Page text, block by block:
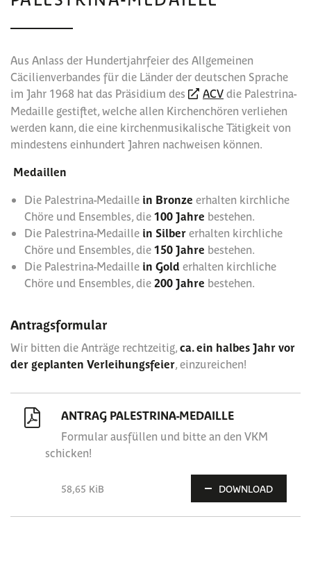
Aus Anlass der Hundertjahrfeier des Allgemeinen
Cäcilienverbandes für die Länder der deutschen Sprache
im Jahr 1968 hat das Präsidium des
ACV die Palestrina-
Medaille gestiftet, welche allen Kirchenchören verliehen
werden kann, die eine kirchenmusikalische Tätigkeit von
mindestens einhundert Jahren nachweisen können.
Medaillen
Die Palestrina-Medaille in Bronze erhalten kirchliche
Chöre und Ensembles, die 100 Jahre bestehen.
Die Palestrina-Medaille in Silber erhalten kirchliche
Chöre und Ensembles, die 150 Jahre bestehen.
Die Palestrina-Medaille in Gold erhalten kirchliche
Chöre und Ensembles, die 200 Jahre bestehen.
Antragsformular
Wir bitten die Anträge rechtzeitig, ca. ein halbes Jahr vor
der geplanten Verleihungsfeier , einzureichen!
ANTRAG PALESTRINA-MEDAILLE
Formular ausfüllen und bitte an den VKM
schicken!
58,65 KiB DOWNLOAD